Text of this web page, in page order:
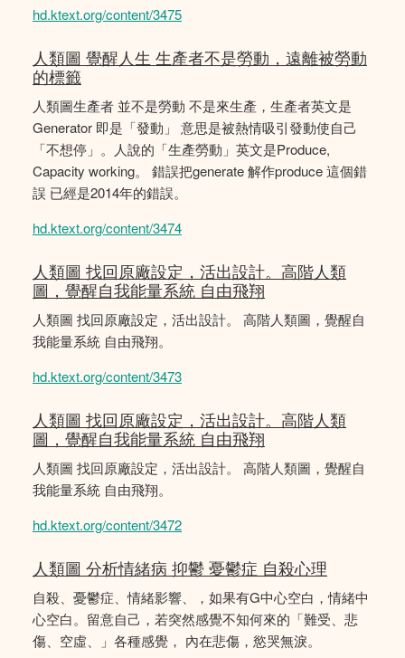
hd.ktext.org/content/3475
人類圖 覺醒人生 生產者不是勞動，遠離被勞動
的標籤
人類圖生產者 並不是勞動 不是來生產，生產者英文是
Generator 即是「發動」 意思是被熱情吸引發動使自己
「不想停」。人說的「生產勞動」英文是Produce,
Capacity working。 錯誤把generate 解作produce 這個錯
誤 已經是2014年的錯誤。
hd.ktext.org/content/3474
人類圖 找回原廠設定，活出設計。高階人類
圖，覺醒自我能量系統 自由飛翔
人類圖 找回原廠設定，活出設計。 高階人類圖，覺醒自
我能量系統 自由飛翔。
hd.ktext.org/content/3473
人類圖 找回原廠設定，活出設計。高階人類
圖，覺醒自我能量系統 自由飛翔
人類圖 找回原廠設定，活出設計。 高階人類圖，覺醒自
我能量系統 自由飛翔。
hd.ktext.org/content/3472
人類圖 分析情緒病 抑鬱 憂鬱症 自殺心理
自殺、憂鬱症、情緒影響、，如果有G中心空白，情緒中
心空白。留意自己，若突然感覺不知何來的「難受、悲
傷、空虛、」各種感覺， 內在悲傷，慾哭無淚。